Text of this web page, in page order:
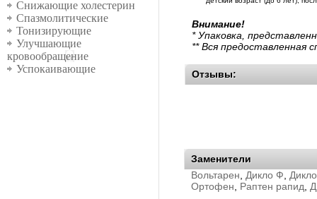
Снижающие холестерин
Спазмолитические
Тонизирующие
Улучшающие
кровообращение
Успокаивающие
Внимание!
* Упаковка,
** Вся предоставленная
Отзывы:
Заменители
Вольтарен, Дикло Ф,
Ортофен, Раптен рапид,